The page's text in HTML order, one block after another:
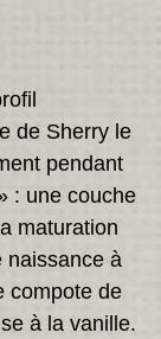
de Sherry le
pendant
: une couche
maturation
naissance à
compote de
à la vanille.